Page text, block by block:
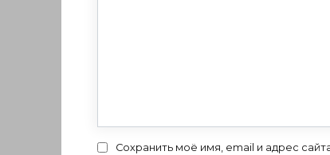
Сохранить моё имя, email и адрес